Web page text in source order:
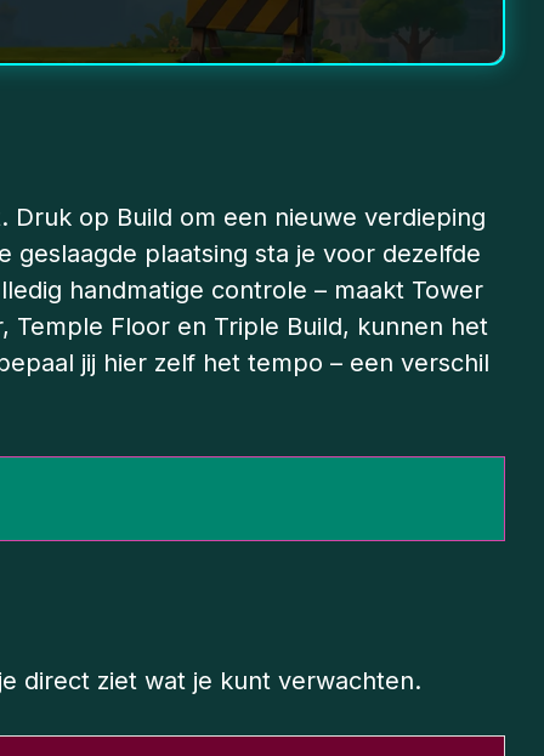
Druk op Build om een nieuwe verdieping
plaatsing sta je voor dezelfde
handmatige controle – maakt Tower
Temple Floor en Triple Build, kunnen het
jij hier zelf het tempo – een verschil
direct ziet wat je kunt verwachten.